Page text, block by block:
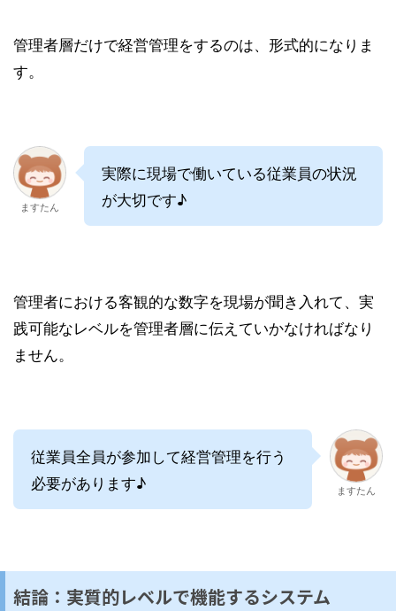
管理者層だけで経営管理をするのは、形式的になりま
す。
ますたん
実際に現場で働いている従業員の状況
が大切です♪
管理者における客観的な数字を現場が聞き入れて、実
践可能なレベルを管理者層に伝えていかなければなり
ません。
従業員全員が参加して経営管理を行う
必要があります♪
ますたん
結論：実質的レベルで機能するシステム